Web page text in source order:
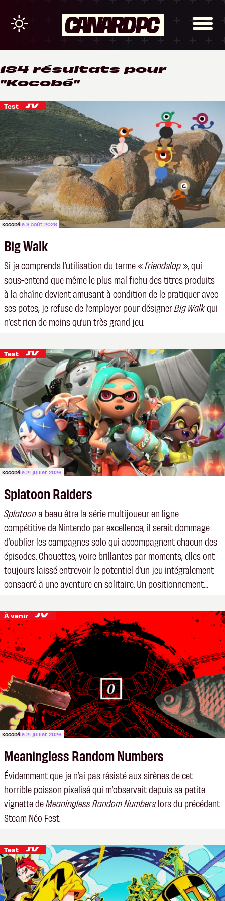
184 résultats pour
"Kocobé"
Test
Kocobéle 3 août 2026
Big Walk
Si je comprends l’utilisation du terme «friendslop», qui
sous-entend que même le plus mal fichu des titres produits
à la chaîne devient amusant à condition de le pratiquer avec
ses potes, je refuse de l’employer pour désignerBig Walkqui
n’est rien de moins qu’un très grand jeu.
Test
Kocobéle 21 juillet 2026
Splatoon Raiders
Splatoona beau être la série multijoueur en ligne
compétitive de Nintendo par excellence, il serait dommage
d’oublier les campagnes solo qui accompagnent chacun des
épisodes. Chouettes, voire brillantes par moments, elles ont
toujours laissé entrevoir le potentiel d’un jeu intégralement
consacré à une aventure en solitaire. Un positionnement
À venir
Kocobéle 21 juillet 2026
Meaningless Random Numbers
Évidemment que je n’ai pas résisté aux sirènes de cet
horrible poisson pixelisé qui m’observait depuis sa petite
vignette deMeaningless Random Numbers lors du précédent
Steam Néo Fest.
Test